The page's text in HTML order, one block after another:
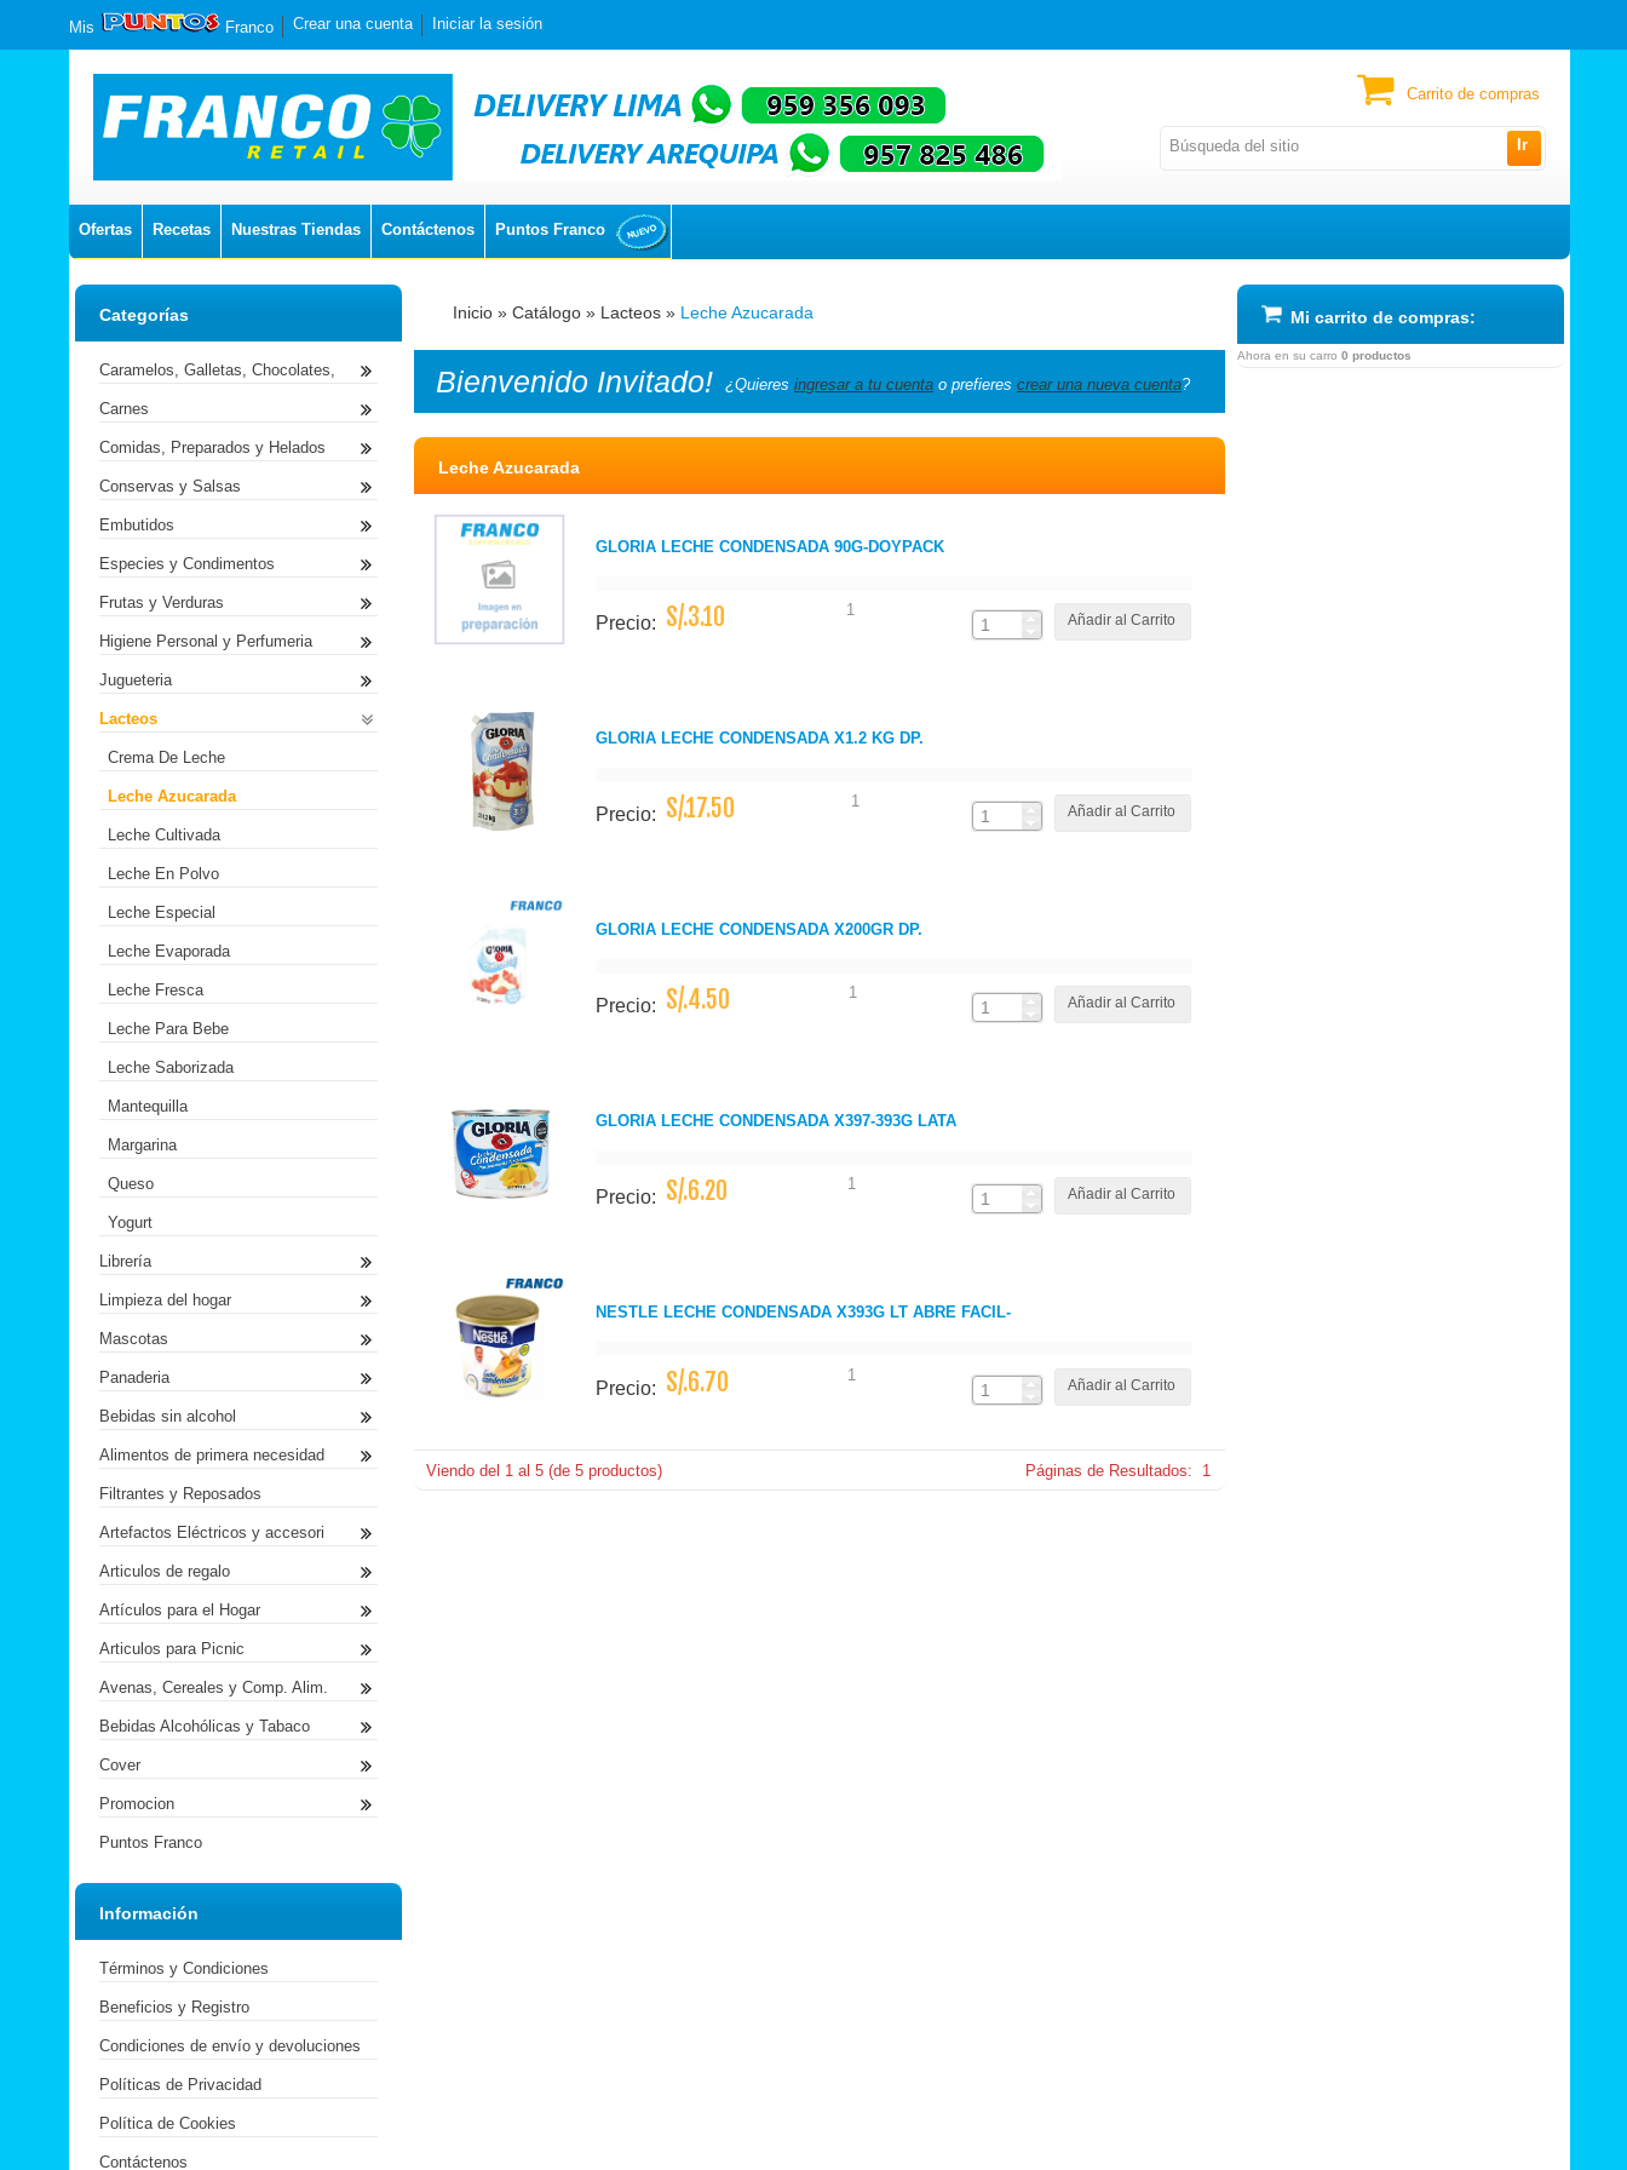
Ir
Mis Franco Crear una cuenta Iniciar la sesión
Ofertas Recetas Nuestras Tiendas Contáctenos Puntos Franco
Carrito de compras
Inicio » Catálogo » Lacteos » Leche Azucarada
Bienvenido Invitado! ¿Quieres ingresar a tu cuenta o prefieres crear una nueva cuenta?
Leche Azucarada
GLORIA LECHE CONDENSADA 90G-DOYPACK
Precio: S/.3.10 1
Añadir al Carrito
GLORIA LECHE CONDENSADA X1.2 KG DP.
Precio: S/.17.50 1
Añadir al Carrito
GLORIA LECHE CONDENSADA X200GR DP.
Precio: S/.4.50 1
Añadir al Carrito
GLORIA LECHE CONDENSADA X397-393G LATA
Precio: S/.6.20 1
Añadir al Carrito
NESTLE LECHE CONDENSADA X393G LT ABRE FACIL-
Precio: S/.6.70 1
Añadir al Carrito
Viendo del 1 al 5 (de 5 productos) Páginas de Resultados: 1
Categorías
Caramelos, Galletas, Chocolates,
Carnes
Comidas, Preparados y Helados
Conservas y Salsas
Embutidos
Especies y Condimentos
Frutas y Verduras
Higiene Personal y Perfumeria
Jugueteria
Lacteos
Crema De Leche
Leche Azucarada
Leche Cultivada
Leche En Polvo
Leche Especial
Leche Evaporada
Leche Fresca
Leche Para Bebe
Leche Saborizada
Mantequilla
Margarina
Queso
Yogurt
Librería
Limpieza del hogar
Mascotas
Panaderia
Bebidas sin alcohol
Alimentos de primera necesidad
Filtrantes y Reposados
Artefactos Eléctricos y accesori
Articulos de regalo
Artículos para el Hogar
Articulos para Picnic
Avenas, Cereales y Comp. Alim.
Bebidas Alcohólicas y Tabaco
Cover
Promocion
Puntos Franco
Información
Términos y Condiciones
Beneficios y Registro
Condiciones de envío y devoluciones
Políticas de Privacidad
Política de Cookies
Contáctenos
Mi carrito de compras:
Ahora en su carro 0 productos